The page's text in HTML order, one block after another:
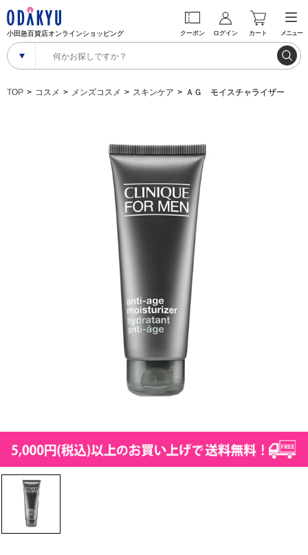
小田急百貨店オンラインショッピング クーポン ログイン カート メニュー
TOP コスメ メンズコスメ スキンケア ＡＧ モイスチャライザー